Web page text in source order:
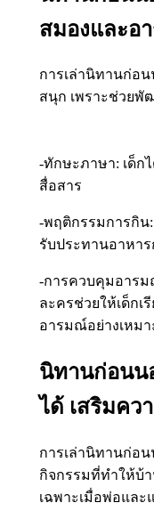
สมองและอ
การเล่านิทานก่อ
สนุก เพราะช่วยพั
-ทักษะภาษา: เด็ก
สื่อสาร
-พฤติกรรมการกิน:
รับประทานอาหา
-การควบคุมอารม
ละครช่วยให้เด็ก
อารมณ์อย่างเหมา
นิทานก่อนน
ได้ เสริมคว
การเล่านิทานก่อน
กิจกรรมที่ทำให้บ้
เฉพาะเมื่อพ่อและ